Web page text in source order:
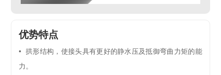
优势特点
• 拱形结构，使接头具有更好的静水压及抵御弯曲力矩的能
力。